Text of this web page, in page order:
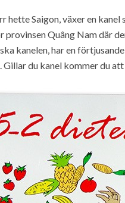
hette Saigon, växer en
provinsen Quâng Nam där
kanelen, har en
Gillar du kanel kommer du